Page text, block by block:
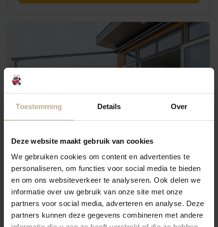
Toestemming Details Over
Deze website maakt gebruik van cookies
We gebruiken cookies om content en advertenties te
personaliseren, om functies voor social media te bieden
en om ons websiteverkeer te analyseren. Ook delen we
informatie over uw gebruik van onze site met onze
partners voor social media, adverteren en analyse. Deze
partners kunnen deze gegevens combineren met andere
Zeester lodge
9,2 • Fantastique (7 évaluations )
Profitez de vacances relaxantes dans un lodge Zeester pour 4 personnes avec sauna infrarouge